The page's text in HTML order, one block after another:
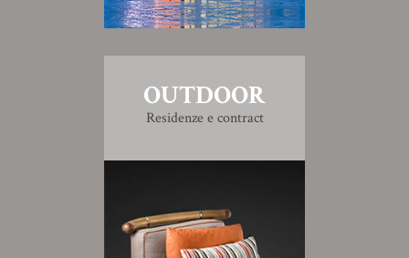
OUTDOOR
Residenze e contract